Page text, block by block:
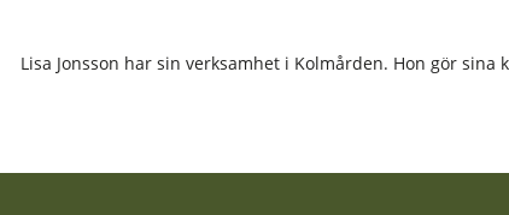
Lisa Jonsson har sin verksamhet i Kolmården. Hon gör